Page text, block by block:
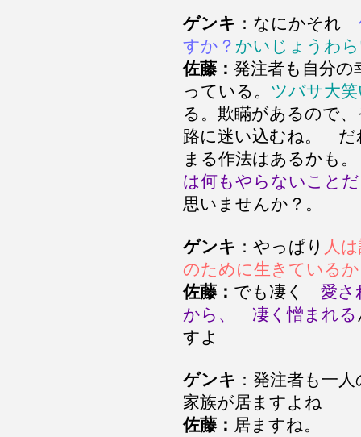
ゲンキ ：なにかそれ
すか？ かいじょうわ
佐藤： 発注者も自分
っている。 ツバサ大
る。欺瞞があるので
路に迷い込むね。 だ
まる作法はあるかも
は何もやらないことだ
思いませんか？。
ゲンキ ：やっぱり 人
のために生きている
佐藤： でも凄く 愛さ
から、 凄く憎まれる
すよ
ゲンキ ：発注者も一
家族が居ますよね
佐藤： 居ますね。